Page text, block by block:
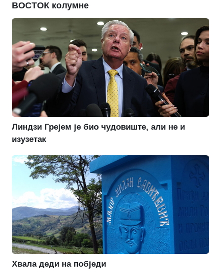
ВОСТОК колумне
Линдзи Грејем је био чудовиште, али не и
изузетак
Хвала деди на побједи